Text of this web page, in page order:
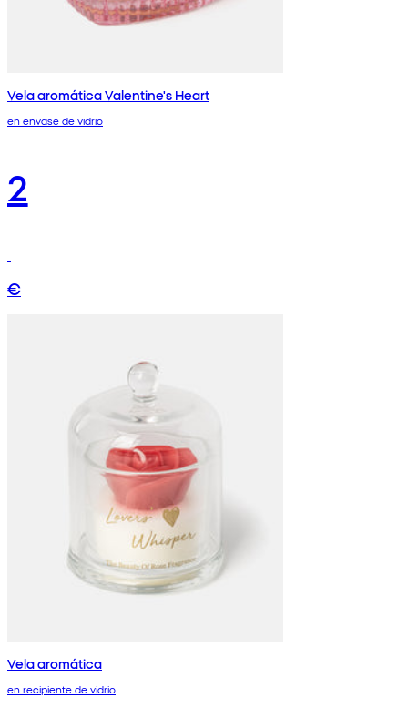
Vela aromática Valentine's Heart
en envase de vidrio
2
€
Vela aromática
en recipiente de vidrio